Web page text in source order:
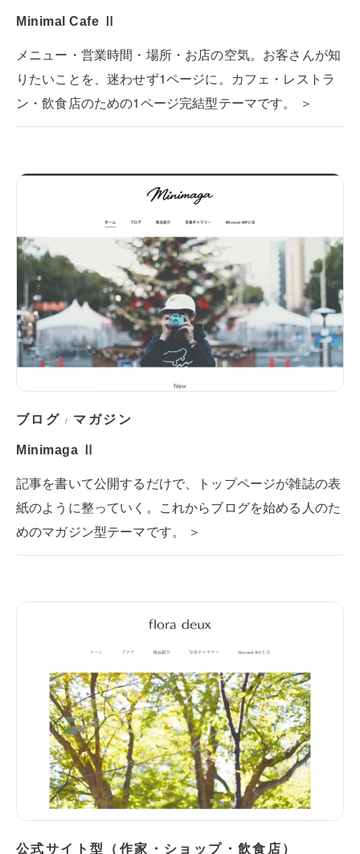
Minimal Cafe Ⅱ
メニュー・営業時間・場所・お店の空気。お客さんが知
りたいことを、迷わせず1ページに。カフェ・レストラ
ン・飲食店のための1ページ完結型テーマです。 ＞
ブログ / マガジン
Minimaga Ⅱ
記事を書いて公開するだけで、トップページが雑誌の表
紙のように整っていく。これからブログを始める人のた
めのマガジン型テーマです。 ＞
公式サイト型（作家・ショップ・飲食店）